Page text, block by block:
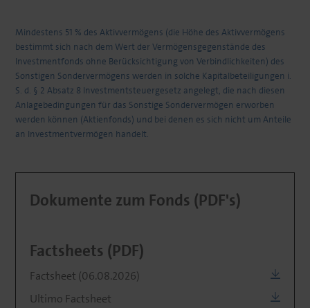
Mindestens 51 % des Aktivvermögens (die Höhe des Aktivvermögens
bestimmt sich nach dem Wert der Vermögensgegenstände des
Investmentfonds ohne Berücksichtigung von Verbindlichkeiten) des
Sonstigen Sondervermögens werden in solche Kapitalbeteiligungen i.
S. d. § 2 Absatz 8 Investmentsteuergesetz angelegt, die nach diesen
Anlagebedingungen für das Sonstige Sondervermögen erworben
werden können (Aktienfonds) und bei denen es sich nicht um Anteile
an Investmentvermögen handelt.
Dokumente zum Fonds (PDF's)
Factsheets (PDF)
Factsheet (06.08.2026)
Ultimo Factsheet